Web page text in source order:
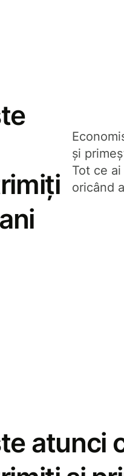
și
Tot ce
oricând
atunci